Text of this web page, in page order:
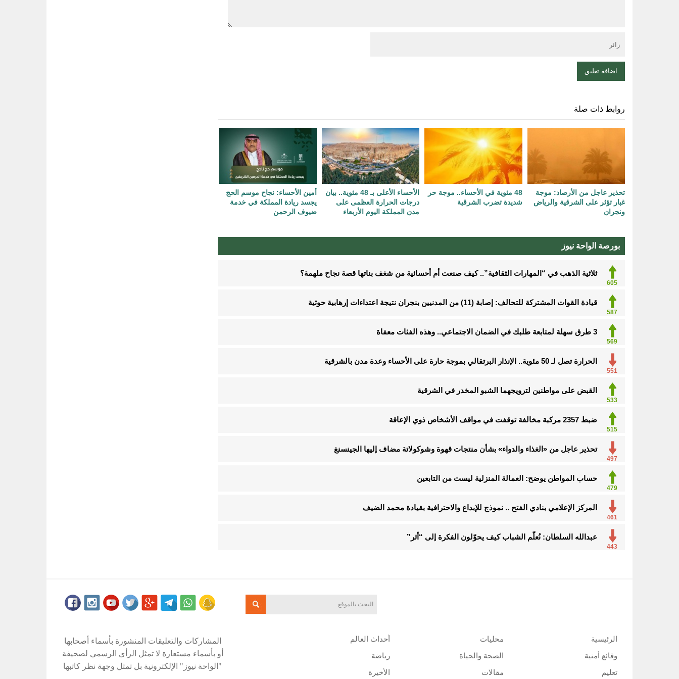
روابط ذات صلة
تحذير عاجل من الأرصاد: موجة
غبار تؤثر على الشرقية والرياض
ونجران
48 مئوية في الأحساء.. موجة حر
شديدة تضرب الشرقية
الأحساء الأعلى بـ 48 مئوية.. بيان
درجات الحرارة العظمى على
مدن المملكة اليوم الأربعاء
أمين الأحساء: نجاح موسم الحج
يجسد ريادة المملكة في خدمة
ضيوف الرحمن
بورصة الواحة نيوز
605
ثلاثية الذهب في “المهارات الثقافية”.. كيف صنعت أم أحسائية من شغف بناتها قصة نجاح ملهمة؟
601
قيادة القوات المشتركة للتحالف: إصابة (11) من المدنيين بنجران نتيجة اعتداءات إرهابية حوثية
569
3 طرق سهلة لمتابعة طلبك في الضمان الاجتماعي.. وهذه الفئات معفاة
551
الحرارة تصل لـ 50 مئوية.. الإنذار البرتقالي بموجة حارة على الأحساء وعدة مدن بالشرقية
533
القبض على مواطنين لترويجهما الشبو المخدر في الشرقية
515
ضبط 2357 مركبة مخالفة توقفت في مواقف الأشخاص ذوي الإعاقة
497
تحذير عاجل من «الغذاء والدواء» بشأن منتجات قهوة وشوكولاتة مضاف إليها الجينسنغ
479
حساب المواطن يوضح: العمالة المنزلية ليست من التابعين
461
المركز الإعلامي بنادي الفتح .. نموذج للإبداع والاحترافية بقيادة محمد الضيف
443
عبدالله السلطان: نُعلّم الشباب كيف يحوّلون الفكرة إلى “أثر”
الرئيسية محليات أحداث العالم
وقائع أمنية الصحة والحياة رياضة
تعليم مقالات الأخيرة
المشاركات والتعليقات المنشورة بأسماء أصحابها
أو بأسماء مستعارة لا تمثل الرأي الرسمي لصحيفة
"الواحة نيوز" الإلكترونية بل تمثل وجهة نظر كاتبها